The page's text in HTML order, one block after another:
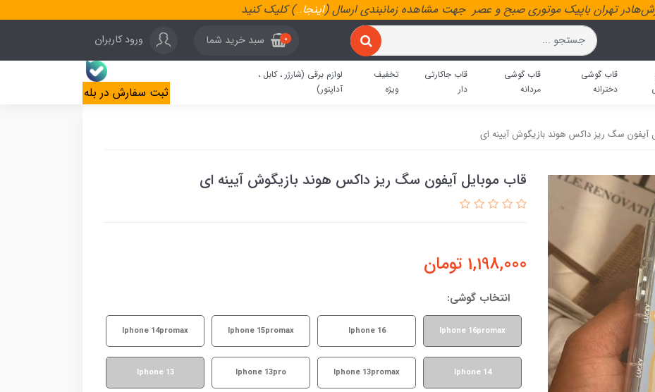
تهران باپیک موتوری صبح و عصر جهت مشاهده زمانبندی ارسال (اینجا..) کلیک کنید
0 سبد خرید شما ورود کاربران
قاب گوشی
دخترانه
قاب گوشی
مردانه
قاب جاکارتی
دار
تخفیف
ویژه
لوازم برقی (شارژر ، کابل ،
آداپتور)
ثبت سفارش در بله
آیفون سگ ریز داکس هوند بازیگوش آیینه ای
قاب موبایل آیفون سگ ریز داکس هوند بازیگوش آیینه ای
1,198,000 تومان
انتخاب گوشی:
Iphone 16promax
Iphone 16
Iphone 15promax
Iphone 14promax
Iphone 14
Iphone 13promax
Iphone 13pro
Iphone 13